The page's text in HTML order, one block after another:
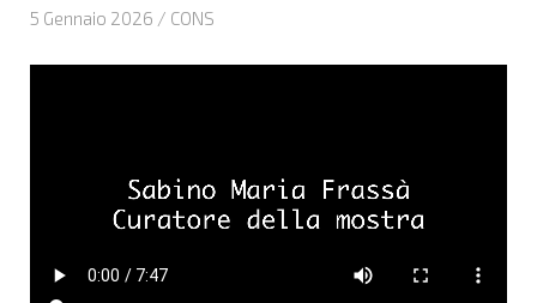
5 Gennaio 2026 / CONS